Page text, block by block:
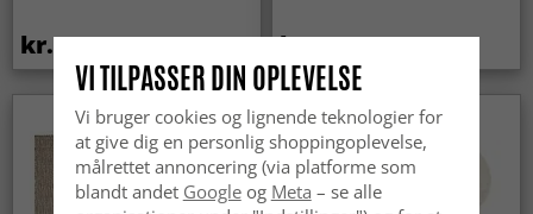
kr.419 kr.259
Nyhed
VI TILPASSER DIN OPLEVELSE
Vi bruger cookies og lignende teknologier for
at give dig en personlig shoppingoplevelse,
målrettet annoncering (via platforme som
blandt andet Googleog Meta – se alle